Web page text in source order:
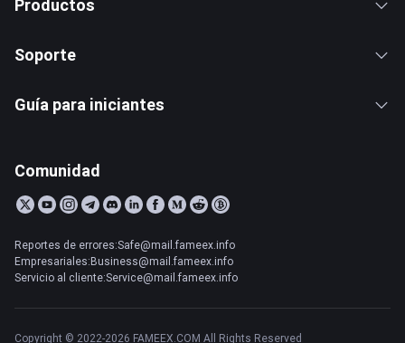
Productos
Soporte
Guía para iniciantes
Comunidad
Reportes de errores:Safe@mail.fameex.info
Empresariales:Business@mail.fameex.info
Servicio al cliente:Service@mail.fameex.info
Copyright © 2022-2026 FAMEEX.COM All Rights Reserved